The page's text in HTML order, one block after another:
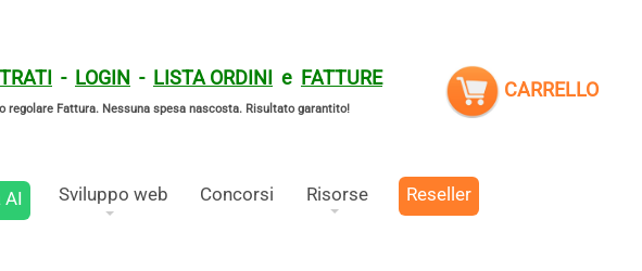
- LOGIN - LISTA ORDINI e FATTURE
regolare Fattura. Nessuna spesa nascosta. Risultato garantito!
CARRELLO
AI Sviluppo web Concorsi Risorse
Reseller